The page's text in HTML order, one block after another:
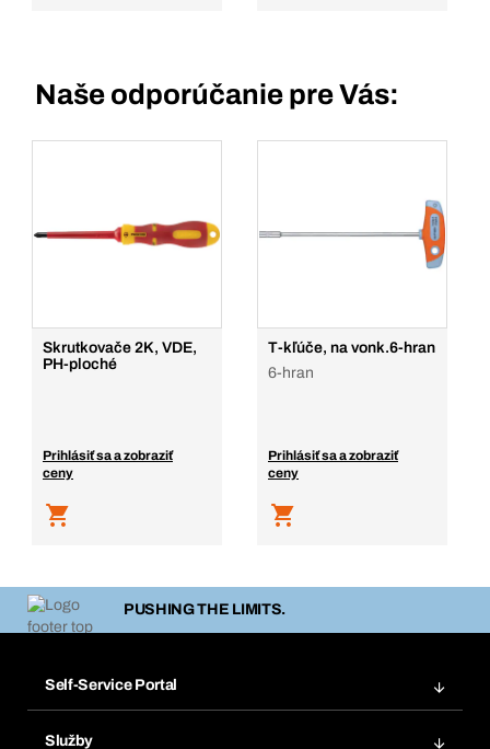
Naše odporúčanie pre Vás:
Skrutkovače 2K, VDE,
PH-ploché
Prihlásiť sa a zobraziť
ceny
T-kľúče, na vonk.6-hran
6-hran
Prihlásiť sa a zobraziť
ceny
PUSHING THE LIMITS.
Self-Service Portal
Služby